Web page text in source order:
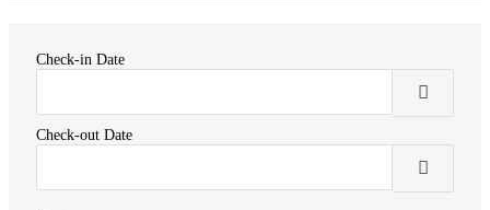
Check-in Date
Check-out Date